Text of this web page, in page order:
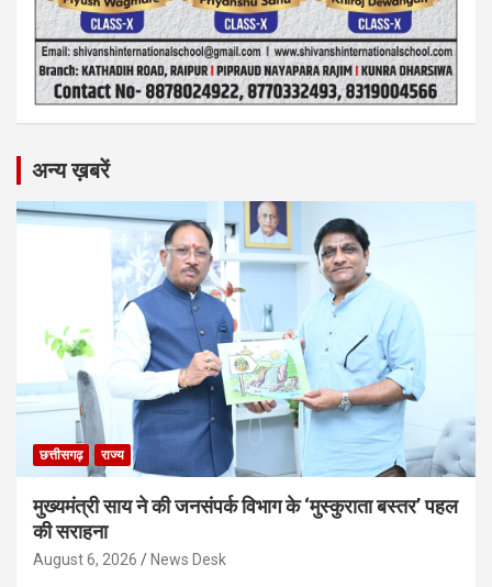
अन्य ख़बरें
छत्तीसगढ़ राज्य
मुख्यमंत्री साय ने की जनसंपर्क विभाग के ‘मुस्कुराता बस्तर’ पहल
की सराहना
August 6, 2026 News Desk